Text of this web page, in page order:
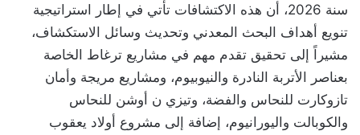
سنة 2026، أن هذه الاكتشافات تأتي في إطار استراتيجية
تنويع أهداف البحث المعدني وتحديث وسائل الاستكشاف،
مشيراً إلى تحقيق تقدم مهم في مشاريع ترغاط الخاصة
بعناصر الأتربة النادرة والنيوبيوم، ومشاريع مريجة وأمان
تازوكارت للنحاس والفضة، وتيزي ن أوشن للنحاس
والكوبالت واليورانيوم، إضافة إلى مشروع أولاد يعقوب